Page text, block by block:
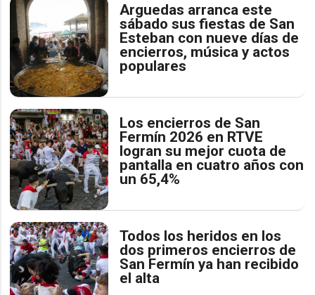
Arguedas arranca este
sábado sus fiestas de San
Esteban con nueve días de
encierros, música y actos
populares
Los encierros de San
Fermín 2026 en RTVE
logran su mejor cuota de
pantalla en cuatro años con
un 65,4%
Todos los heridos en los
dos primeros encierros de
San Fermín ya han recibido
el alta